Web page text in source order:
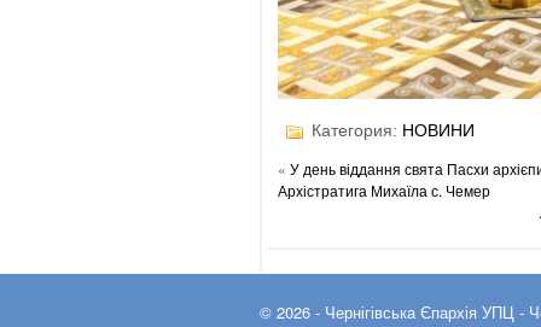
Категория: НОВИНИ
« У день віддання свята Пасхи
Архістратига Михаїла с. Чемер
© 2026 - Чернігівська Єпархія УПЦ -